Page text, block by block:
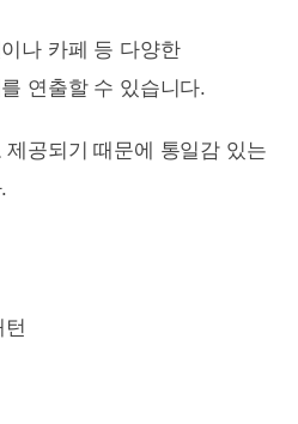
나 카페 등 다양한
연출할 수 있습니다.
공되기 때문에 통일감 있는
턴